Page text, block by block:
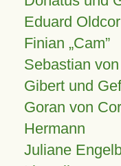
Eduard
Finian Cam
Sebastian
Gibert und
Goran von
Hermann
Juliane